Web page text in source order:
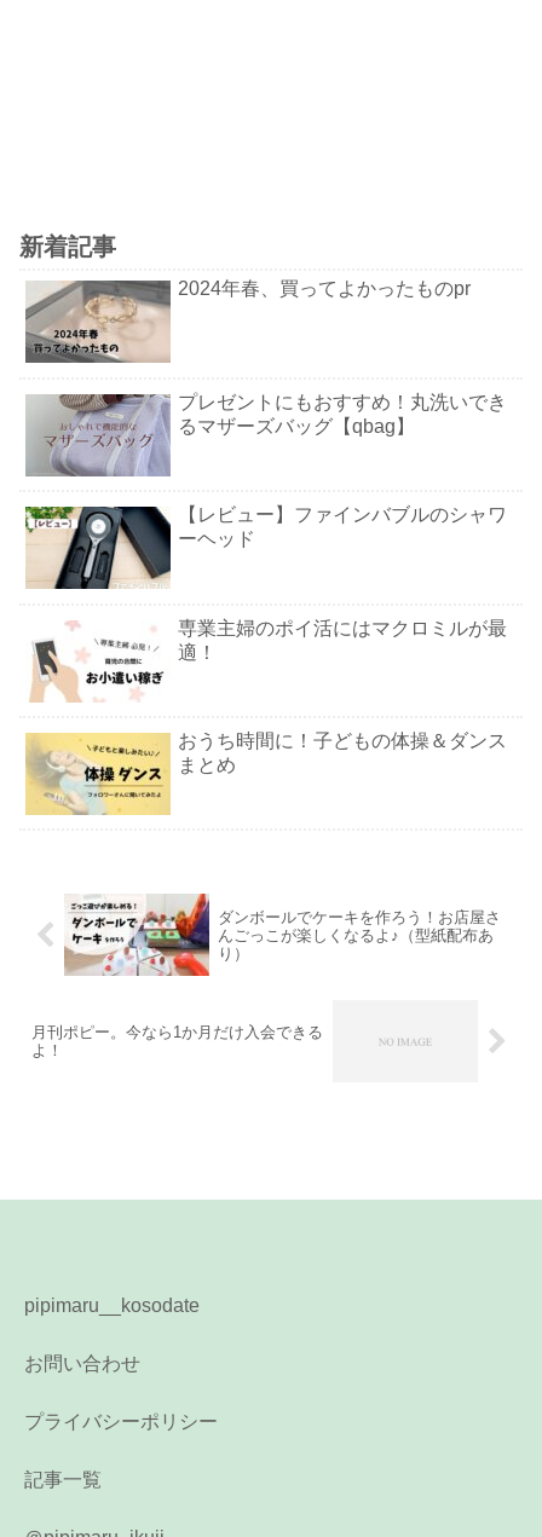
新着記事
2024年春、買ってよかったものpr
プレゼントにもおすすめ！丸洗いでき
るマザーズバッグ【qbag】
【レビュー】ファインバブルのシャワ
ーヘッド
専業主婦のポイ活にはマクロミルが最
適！
おうち時間に！子どもの体操＆ダンス
まとめ
ダンボールでケーキを作ろう！お店屋さ
んごっこが楽しくなるよ♪（型紙配布あ
り）
月刊ポピー。今なら1か月だけ入会できる
よ！
pipimaru__kosodate
お問い合わせ
プライバシーポリシー
記事一覧